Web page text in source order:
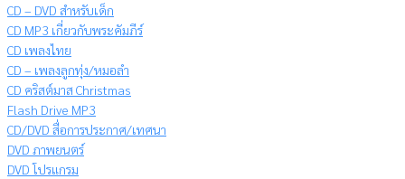
CD – DVD สำหรับเด็ก
CD MP3 เกี่ยวกับพระคัมภีร์
CD เพลงไทย
CD – เพลงลูกทุ่ง/หมอลำ
CD คริสต์มาส Christmas
Flash Drive MP3
CD/DVD สื่อการประกาศ/เทศนา
DVD ภาพยนตร์
DVD โปรแกรม